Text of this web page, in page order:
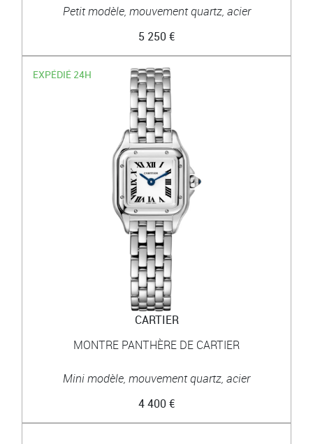
Petit modèle, mouvement quartz, acier
5 250 €
EXPÉDIÉ 24H
CARTIER
MONTRE PANTHÈRE DE CARTIER
Mini modèle, mouvement quartz, acier
4 400 €